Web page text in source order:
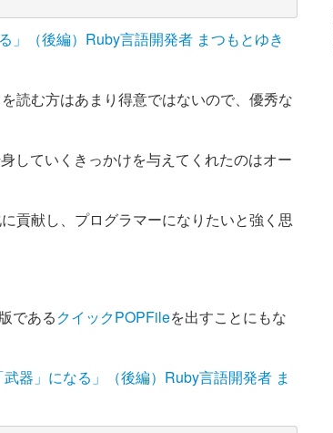
」（後編）Ruby言語開発者 まつもとゆき
読む方はあまり得意ではないので、優秀な
していくきっかけを与えてくれたのはオー
貢献し、プログラマーになりたいと強く思
であるクイックPOPFileを出すことにもな
器」になる」（後編）Ruby言語開発者 ま